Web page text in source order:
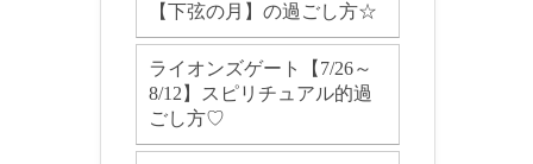
【下弦の月】の過ごし方☆
ライオンズゲート【7/26～
8/12】スピリチュアル的過
ごし方♡